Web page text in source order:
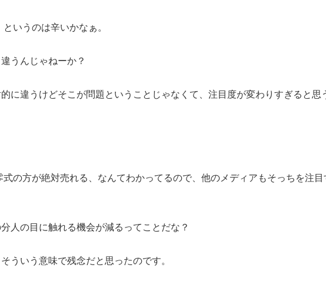
いうのは辛いかなぁ。
うんじゃねーか？
的に違うけどそこが問題ということじゃなくて、注目度が変わりすぎると思
式の方が絶対売れる、なんてわかってるので、他のメディアもそっちを注目
人の目に触れる機会が減るってことだな？
ういう意味で残念だと思ったのです。